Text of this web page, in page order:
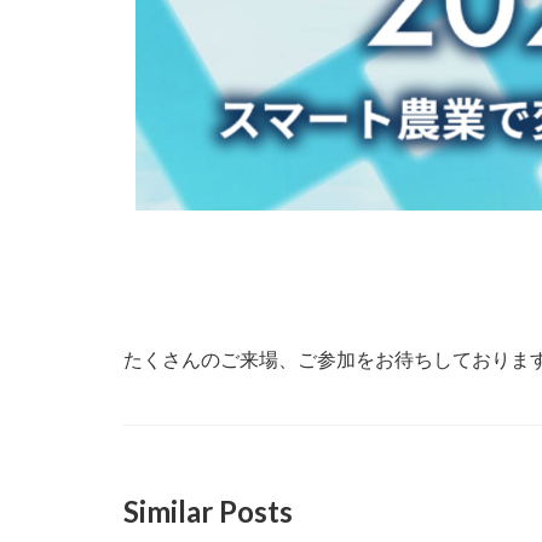
たくさんのご来場、ご参加をお待ちしておりま
Similar Posts